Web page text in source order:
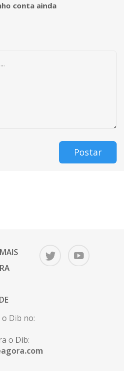
conta ainda
Postar
o Dib no:
o Dib: